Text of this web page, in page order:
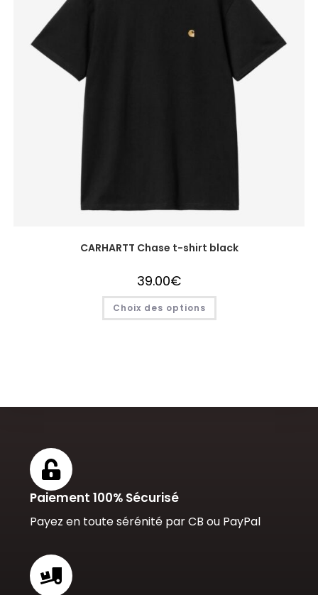
CARHARTT Chase t-shirt black
39.00€
Choix des options
Paiement 100% Sécurisé
Payez en toute sérénité par CB ou PayPal